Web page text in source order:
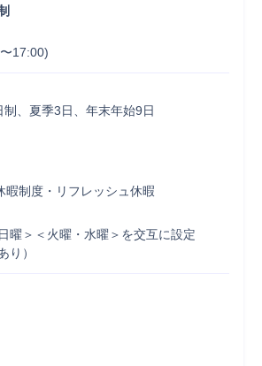
17:00)
、夏季3日、年末年始9日
暇制度・リフレッシュ休暇
曜＞＜火曜・水曜＞を交互に設定
り）